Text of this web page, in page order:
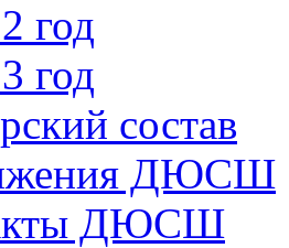
год
год
состав
ДЮСШ
ДЮСШ